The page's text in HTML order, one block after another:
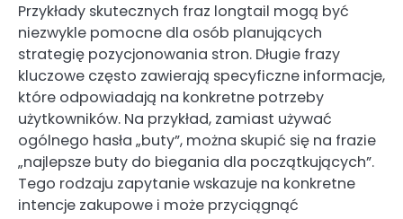
Przykłady skutecznych fraz longtail mogą być
niezwykle pomocne dla osób planujących
strategię pozycjonowania stron. Długie frazy
kluczowe często zawierają specyficzne informacje,
które odpowiadają na konkretne potrzeby
użytkowników. Na przykład, zamiast używać
ogólnego hasła „buty”, można skupić się na frazie
„najlepsze buty do biegania dla początkujących”.
Tego rodzaju zapytanie wskazuje na konkretne
intencje zakupowe i może przyciągnąć